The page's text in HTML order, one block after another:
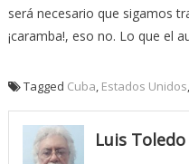
será necesario que sigamos
¡caramba!, eso no. Lo que el
Tagged Cuba, Estados Unidos,
Luis Toledo